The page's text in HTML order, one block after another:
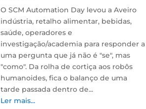
O SCM Automation Day levou a Aveiro
indústria, retalho alimentar, bebidas,
saúde, operadores e
investigação/academia para responder a
uma pergunta que já não é "se", mas
"como". Da rolha de cortiça aos robôs
humanoides, fica o balanço de uma
tarde passada dentro de...
Ler mais...